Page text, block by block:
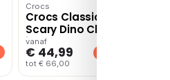
Crocs
Crocs Classic I Am
Scary Dino Clog
instapschoenen –
Groen
vanaf
€ 44,99
tot € 66,00